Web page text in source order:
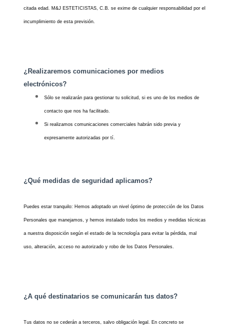
citada edad. M&J ESTETICISTAS, C.B. se exime de cualquier responsabilidad por el
incumplimiento de esta previsión.
¿Realizaremos comunicaciones por medios
electrónicos?
Sólo se realizarán para gestionar tu solicitud, si es uno de los medios de
contacto que nos ha facilitado.
Si realizamos comunicaciones comerciales habrán sido previa y
expresamente autorizadas por tí.
¿Qué medidas de seguridad aplicamos?
Puedes estar tranquilo: Hemos adoptado un nivel óptimo de protección de los Datos
Personales que manejamos, y hemos instalado todos los medios y medidas técnicas
a nuestra disposición según el estado de la tecnología para evitar la pérdida, mal
uso, alteración, acceso no autorizado y robo de los Datos Personales.
¿A qué destinatarios se comunicarán tus datos?
Tus datos no se cederán a terceros, salvo obligación legal. En concreto se